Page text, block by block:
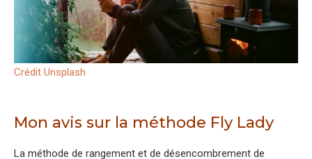
Crédit Unsplash
Mon avis sur la méthode Fly Lady
La méthode de rangement et de désencombrement de